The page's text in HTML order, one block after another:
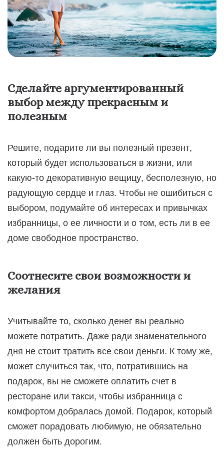
Сделайте аргументированный
выбор между прекрасным и
полезным
Решите, подарите ли вы полезный презент,
который будет использоваться в жизни, или
какую-то декоративную вещицу, бесполезную, но
радующую сердце и глаз. Чтобы не ошибиться с
выбором, подумайте об интересах и привычках
избранницы, о ее личности и о том, есть ли в ее
доме свободное пространство.
Соотнесите свои возможности и
желания
Учитывайте то, сколько денег вы реально
можете потратить. Даже ради знаменательного
дня не стоит тратить все свои деньги. К тому же,
может случиться так, что, потратившись на
подарок, вы не сможете оплатить счет в
ресторане или такси, чтобы избранница с
комфортом добралась домой. Подарок, который
сможет порадовать любимую, не обязательно
должен быть дорогим.